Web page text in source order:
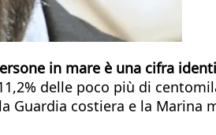
in mare è una cifra
delle poco più di
Guardia costiera e la